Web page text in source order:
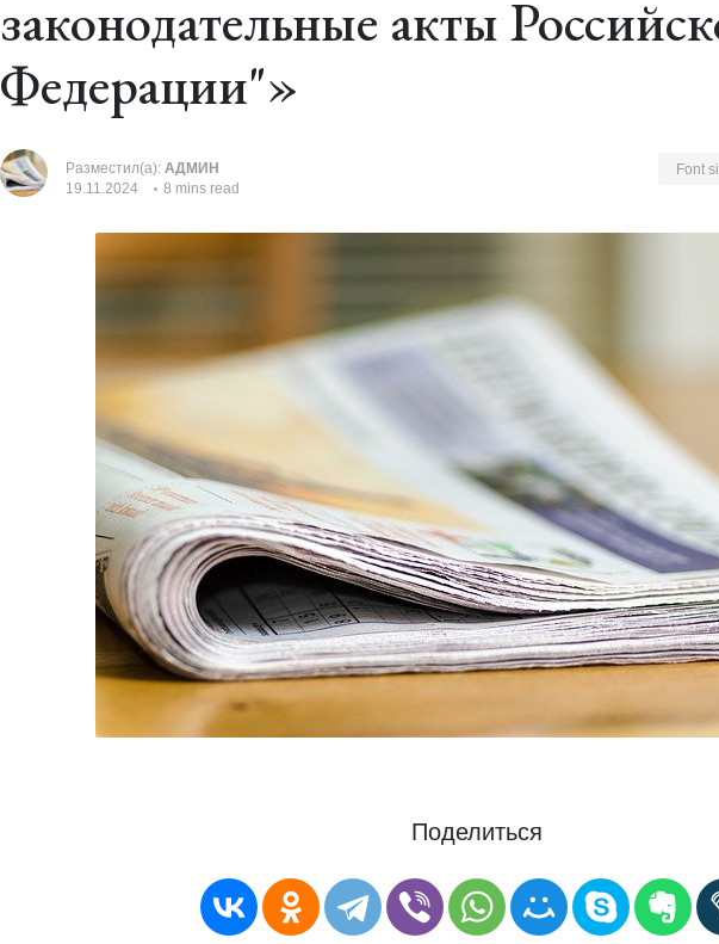
законодательные акты
Федерации"»
Разместил(а): АДМИН
19.11.2024
8 mins read
Font
Поделиться